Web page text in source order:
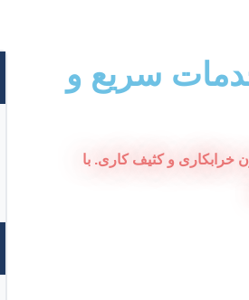
سریع و
خرابکاری و کثیف کاری. با